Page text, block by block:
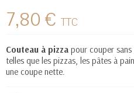
7,80 € TTC
Couteau à pizza pour couper sans
telles que les pizzas, les pâtes à
une coupe nette.